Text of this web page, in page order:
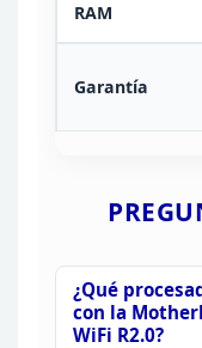
RAM
Garantía
¿Qué
con la
WiFi R2.0?